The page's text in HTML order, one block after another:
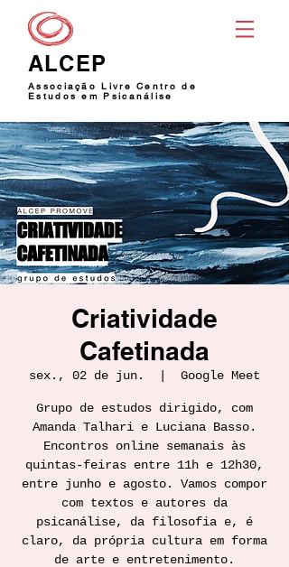
ALCEP
Associação Livre Centro de
Estudos em Psicanálise
Criatividade
Cafetinada
sex., 02 de jun. Google Meet
Grupo de estudos dirigido, com
Amanda Talhari e Luciana Basso.
Encontros online semanais às
quintas-feiras entre 11h e 12h30,
entre junho e agosto. Vamos compor
com textos e autores da
psicanálise, da filosofia e, é
claro, da própria cultura em forma
de arte e entretenimento.